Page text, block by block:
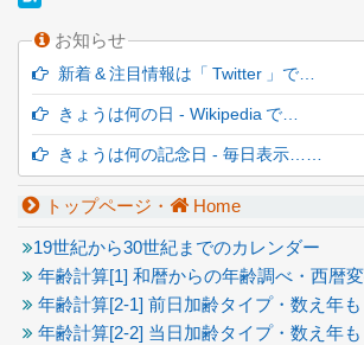
お知らせ
新着 & 注目情報は「 Twitter 」で…
きょうは何の日 - Wikipedia で…
きょうは何の記念日 - 毎日表示……
トップページ・ Home
19世紀から30世紀までのカレンダー
年齢計算[1] 和暦からの年齢調べ・西暦
年齢計算[2-1] 前日加齢タイプ・数え年も
年齢計算[2-2] 当日加齢タイプ・数え年も